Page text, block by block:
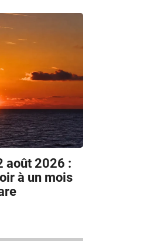
août 2026 :
à un mois